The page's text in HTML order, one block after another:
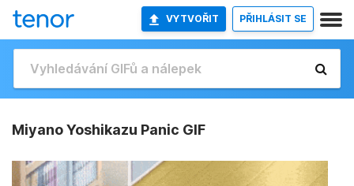
VYTVOŘIT PŘIHLÁSIT SE
Miyano Yoshikazu Panic GIF